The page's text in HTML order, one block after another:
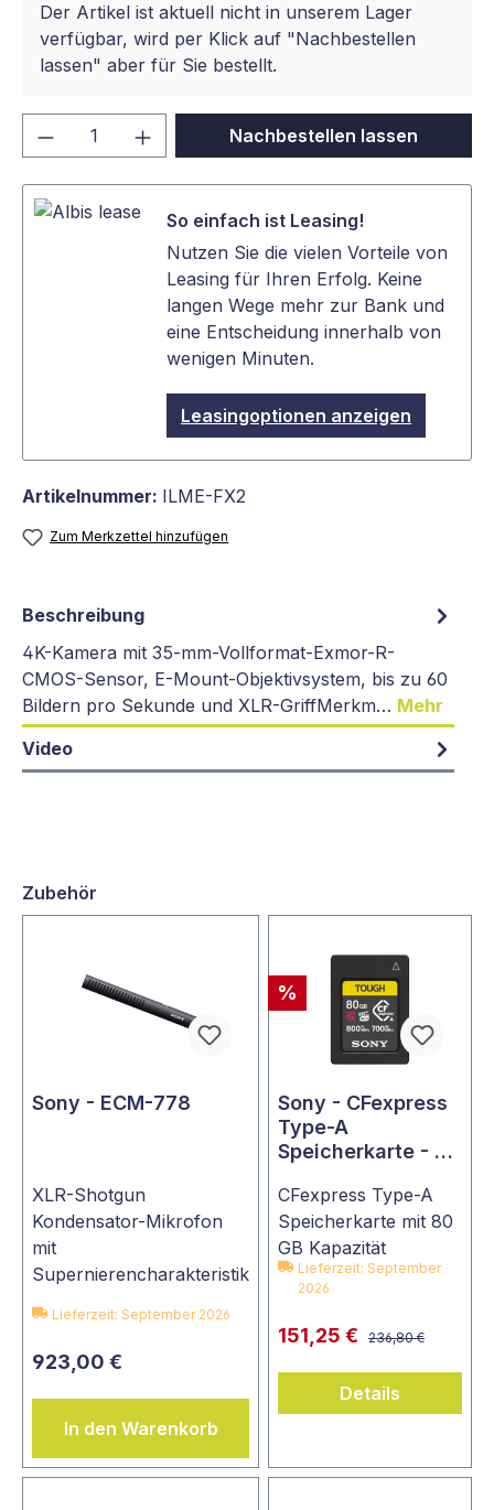
Der Artikel ist aktuell nicht in unserem Lager
verfügbar, wird per Klick auf "Nachbestellen
lassen" aber für Sie bestellt.
Produkt Anzahl: Gib denNachbestellen lassen
So einfach ist Leasing!
Nutzen Sie die vielen Vorteile von
Leasing für Ihren Erfolg. Keine
langen Wege mehr zur Bank und
eine Entscheidung innerhalb von
wenigen Minuten.
Leasingoptionen anzeigen
Artikelnummer: ILME-FX2
Zum Merkzettel hinzufügen
Beschreibung
4K-Kamera mit 35-mm-Vollformat-Exmor-R-
CMOS-Sensor, E-Mount-Objektivsystem, bis zu 60
Bildern pro Sekunde und XLR-GriffMerkm… Mehr
Video
Zubehör
Sony - ECM-778
XLR-Shotgun
Kondensator-Mikrofon
mit
Supernierencharakteristik
Lieferzeit: September 2026
923,00 €
In den Warenkorb
%
Sony - CFexpress
Type-A
Speicherkarte - 80
CFexpress Type-A
Speicherkarte mit 80
GB Kapazität
Lieferzeit: September
2026
151,25 € 236,80 €
Details